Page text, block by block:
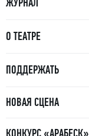
О ТЕАТРЕ
ПОДДЕРЖАТЬ
НОВАЯ СЦЕНА